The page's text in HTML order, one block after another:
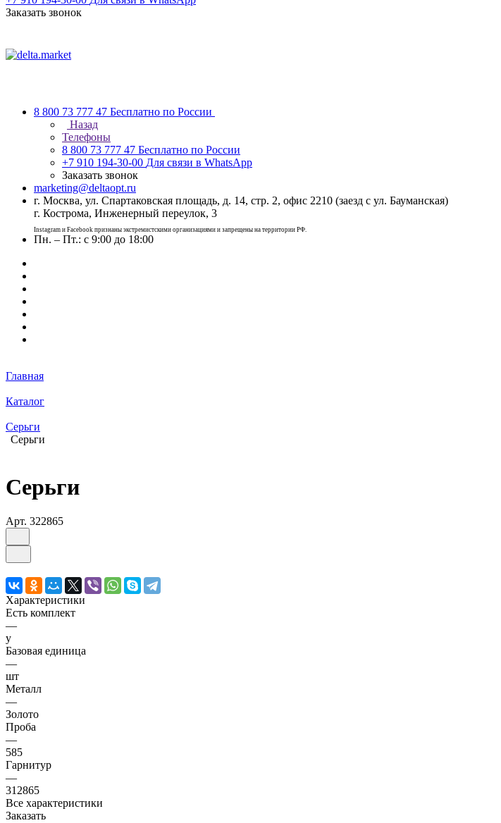
Заказать звонок
8 800 73 777 47 Бесплатно по России
Назад
Телефоны
8 800 73 777 47 Бесплатно по России
+7 910 194-30-00 Для связи в WhatsApp
Заказать звонок
marketing@deltaopt.ru
г. Москва, ул. Спартаковская площадь, д. 14, стр. 2, офис 2210 (заезд с ул. Бауманская)
г. Кострома, Инженерный переулок, 3
Instagram и Facebook признаны экстремистскими организациями и запрещены на территории РФ.
Пн. – Пт.: с 9:00 до 18:00
Главная
Каталог
Серьги
Серьги
Серьги
Арт. 322865
Характеристики
Есть комплект
—
y
Базовая единица
—
шт
Металл
—
Золото
Проба
—
585
Гарнитур
—
312865
Все характеристики
Заказать